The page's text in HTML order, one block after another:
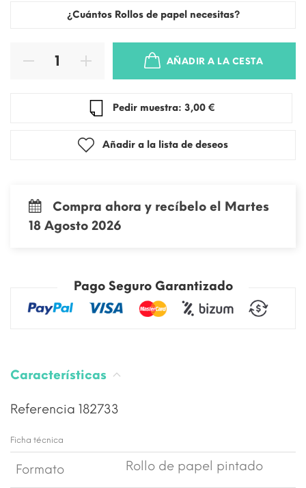
¿Cuántos Rollos de papel necesitas?
AÑADIR A LA CESTA
Pedir muestra: 3,00 €
Añadir a la lista de deseos
Compra ahora y recíbelo el Martes
18 Agosto 2026
Pago Seguro Garantizado
Características
Referencia 182733
Ficha técnica
Formato Rollo de papel pintado